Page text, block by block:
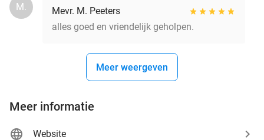
M.
Mevr. M. Peeters
alles goed en vriendelijk geholpen.
Meer weergeven
Meer informatie
Website